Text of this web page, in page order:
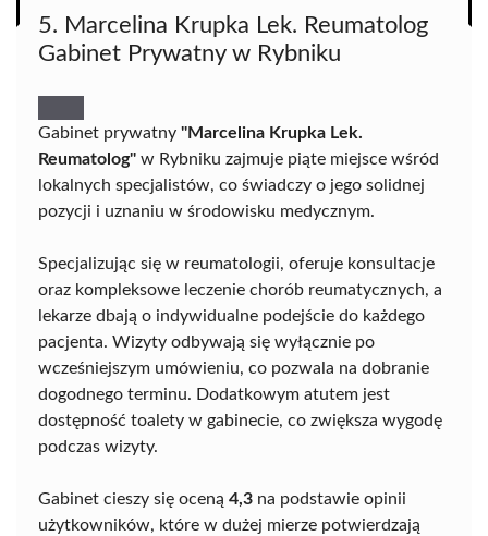
5. Marcelina Krupka Lek. Reumatolog
Gabinet Prywatny w Rybniku
Gabinet prywatny "Marcelina Krupka Lek.
Reumatolog" w Rybniku zajmuje piąte miejsce wśród
lokalnych specjalistów, co świadczy o jego solidnej
pozycji i uznaniu w środowisku medycznym.
Specjalizując się w reumatologii, oferuje konsultacje
oraz kompleksowe leczenie chorób reumatycznych, a
lekarze dbają o indywidualne podejście do każdego
pacjenta. Wizyty odbywają się wyłącznie po
wcześniejszym umówieniu, co pozwala na dobranie
dogodnego terminu. Dodatkowym atutem jest
dostępność toalety w gabinecie, co zwiększa wygodę
podczas wizyty.
Gabinet cieszy się oceną 4,3 na podstawie opinii
użytkowników, które w dużej mierze potwierdzają